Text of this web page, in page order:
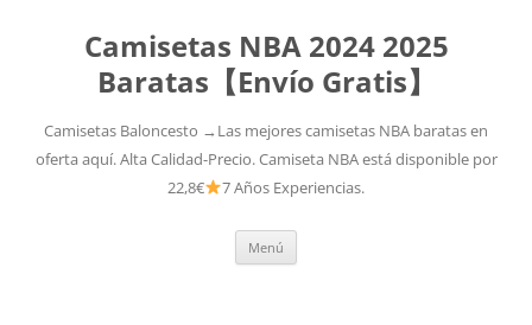
Camisetas NBA 2024 2025
Baratas【Envío Gratis】
Camisetas Baloncesto →Las mejores camisetas NBA baratas en
oferta aquí. Alta Calidad-Precio. Camiseta NBA está disponible por
22,8€
7 Años Experiencias.
Menú